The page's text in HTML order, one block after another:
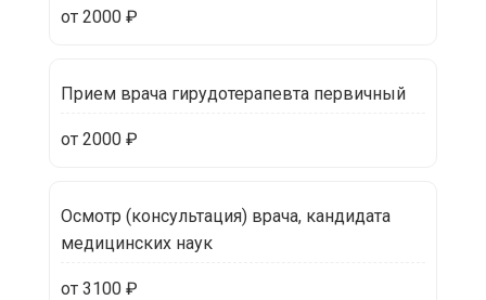
от 2000 ₽
Прием врача гирудотерапевта первичный
от 2000 ₽
Осмотр (консультация) врача, кандидата
медицинских наук
от 3100 ₽